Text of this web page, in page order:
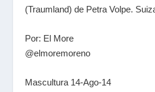
(Traumland) de Petra Volpe.
Por: El More
@elmoremoreno
Mascultura 14-Ago-14